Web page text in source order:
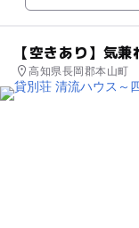
【空きあり】気
高知県長岡郡本山町